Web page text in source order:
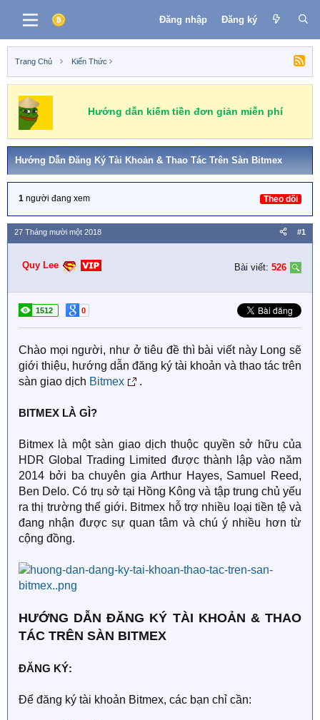
Đăng nhập Đăng ký
Trang Chủ Kiến Thức
Hướng dẫn kiếm tiền đơn giản miễn phí
Hướng Dẫn Đăng Ký Tài Khoản & Thao Tác Trên Sàn Bitmex
1 người đang xem Theo dõi
27 Tháng mười một 2018 #1
Quy Lee Bài viết: 526
1512 0
Chào mọi người, như ở tiêu đề thì bài viết này Long sẽ
giới thiệu, hướng dẫn đăng ký tài khoản và thao tác trên
sàn giao dịch Bitmex .
BITMEX LÀ GÌ?
Bitmex là một sàn giao dịch thuộc quyền sở hữu của
HDR Global Trading Limited được thành lập vào năm
2014 bởi ba chuyên gia Arthur Hayes, Samuel Reed,
Ben Delo. Có trụ sở tại Hồng Kông và tập trung chủ yếu
ra thị trường thế giới. Bitmex hỗ trợ nhiều loại tiền tệ và
đang nhận được sự quan tâm và chú ý nhiều hơn từ
cộng đồng.
HƯỚNG DẪN ĐĂNG KÝ TÀI KHOẢN & THAO
TÁC TRÊN SÀN BITMEX
ĐĂNG KÝ:
Để đăng ký tài khoản Bitmex, các bạn chỉ cần: